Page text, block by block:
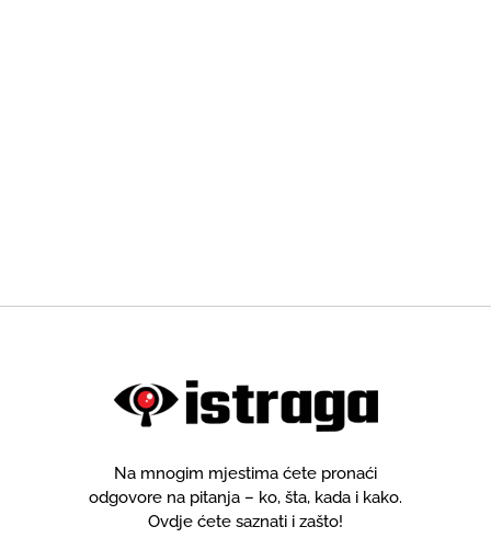
Na mnogim mjestima ćete pronaći
odgovore na pitanja – ko, šta, kada i kako.
Ovdje ćete saznati i zašto!